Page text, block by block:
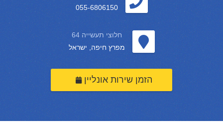
055-6806150
חלוצי תעשייה 64
מפרץ חיפה, ישראל
הזמן שירות אונליין